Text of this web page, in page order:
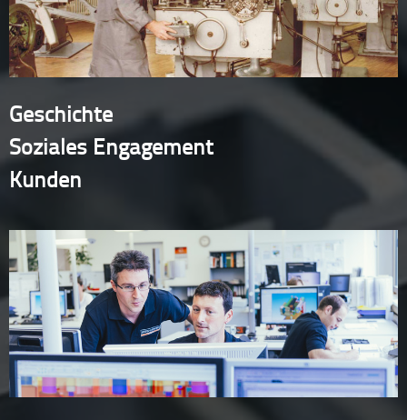
Geschichte
Soziales Engagement
Kunden